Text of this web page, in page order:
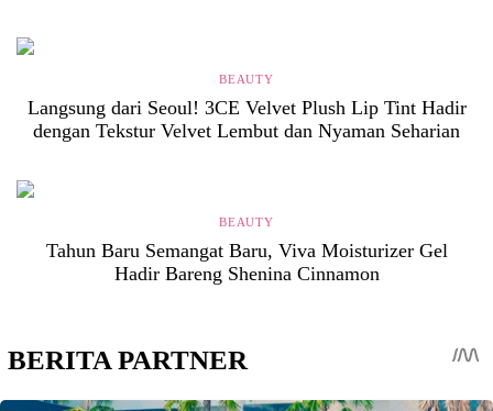
BEAUTY
Langsung dari Seoul! 3CE Velvet Plush Lip Tint Hadir
dengan Tekstur Velvet Lembut dan Nyaman Seharian
BEAUTY
Tahun Baru Semangat Baru, Viva Moisturizer Gel
Hadir Bareng Shenina Cinnamon